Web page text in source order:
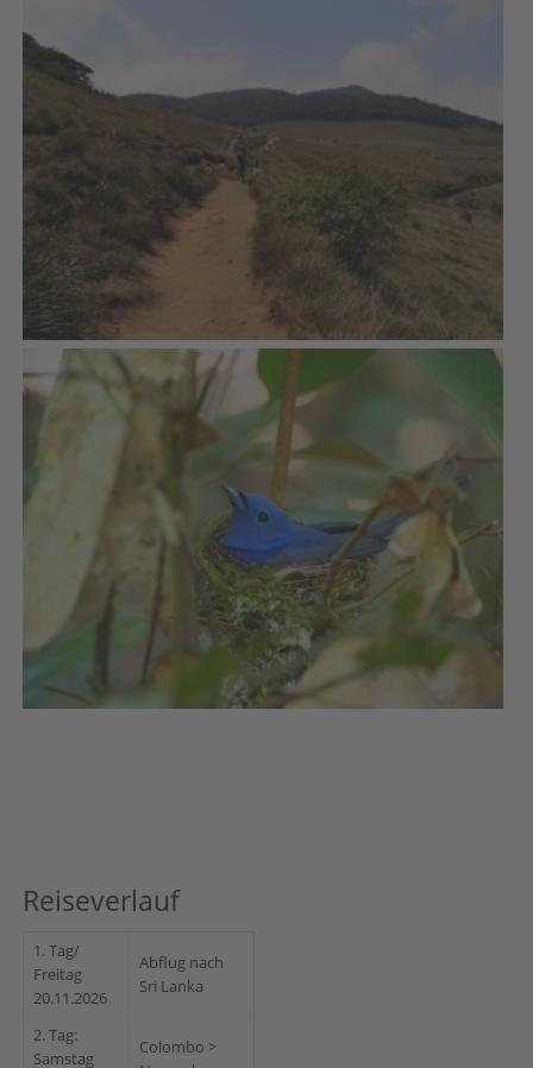
Reiseverlauf
1. Tag/
Freitag
20.11.2026
Abflug nach
Sri Lanka
2. Tag:
Samstag
Colombo >